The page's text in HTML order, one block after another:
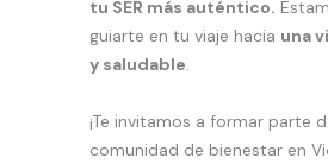
tu SER más auténtico.
guiarte en tu viaje hacia una
y saludable.
¡Te invitamos a formar parte
comunidad de bienestar en